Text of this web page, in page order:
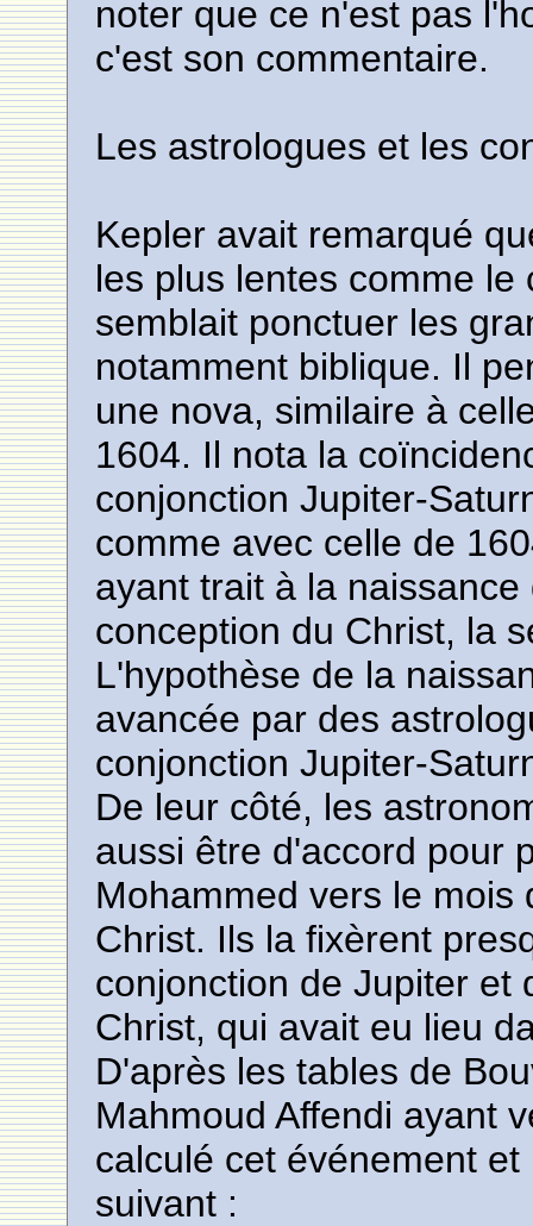
noter que ce n'est pas
c'est son commentaire.
Les astrologues et les
Kepler avait remarqué
les plus lentes comme
semblait ponctuer les
notamment biblique. Il
une nova, similaire à
1604. Il nota la
conjonction Jupiter-
comme avec celle de
ayant trait à la
conception du Christ, la
L'hypothèse de la
avancée par des
conjonction Jupiter-
De leur côté, les
aussi être d'accord pour
Mohammed vers le
Christ. Ils la fixèrent
conjonction de Jupiter et
Christ, qui avait eu lieu
D'après les tables de
Mahmoud Affendi ayant
calculé cet événement
suivant :